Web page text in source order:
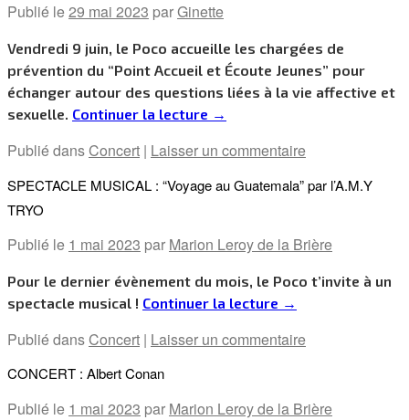
Publié le29 mai 2023 parGinette
Vendredi 9 juin, le Poco accueille les chargées de
prévention du “Point Accueil et Écoute Jeunes” pour
échanger autour des questions liées à la vie affective et
sexuelle. Continuer la lecture →
Publié dansConcert | Laisser un commentaire
SPECTACLE MUSICAL : “Voyage au Guatemala” par l’A.M.Y
TRYO
Publié le 1 mai 2023 par Marion Leroy de la Brière
Pour le dernier évènement du mois, le Poco t’invite à un
spectacle musical ! Continuer la lecture →
Publié dansConcert | Laisser un commentaire
CONCERT : Albert Conan
Publié le 1 mai 2023 par Marion Leroy de la Brière